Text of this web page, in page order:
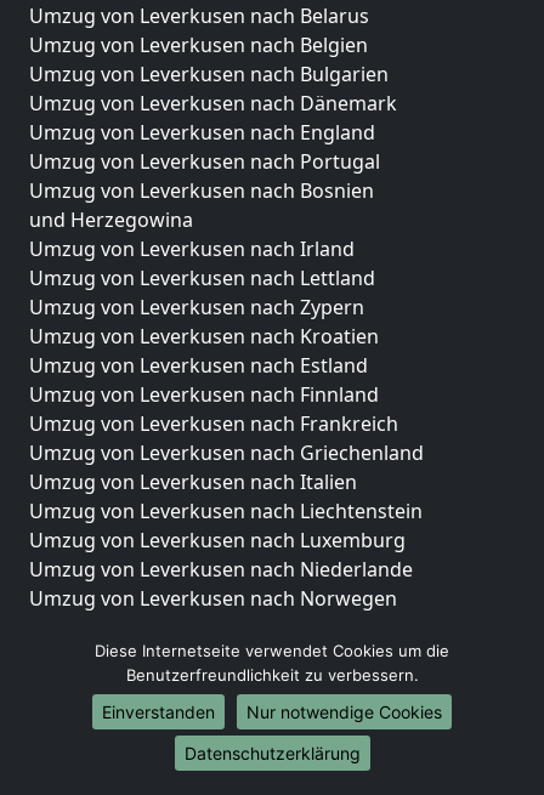
Umzug von Leverkusen nach Belarus
Umzug von Leverkusen nach Belgien
Umzug von Leverkusen nach Bulgarien
Umzug von Leverkusen nach Dänemark
Umzug von Leverkusen nach England
Umzug von Leverkusen nach Portugal
Umzug von Leverkusen nach Bosnien
und Herzegowina
Umzug von Leverkusen nach Irland
Umzug von Leverkusen nach Lettland
Umzug von Leverkusen nach Zypern
Umzug von Leverkusen nach Kroatien
Umzug von Leverkusen nach Estland
Umzug von Leverkusen nach Finnland
Umzug von Leverkusen nach Frankreich
Umzug von Leverkusen nach Griechenland
Umzug von Leverkusen nach Italien
Umzug von Leverkusen nach Liechtenstein
Umzug von Leverkusen nach Luxemburg
Umzug von Leverkusen nach Niederlande
Umzug von Leverkusen nach Norwegen
Umzüge-Deutschlandweit
Umzug von Leverkusen nach Berlin
Umzug von Leverkusen nach Hamburg
Umzug von Leverkusen nach München
Umzug von Leverkusen nach Köln
Diese Internetseite verwendet Cookies um die
Benutzerfreundlichkeit zu verbessern.
Einverstanden
Nur notwendige Cookies
Datenschutzerklärung